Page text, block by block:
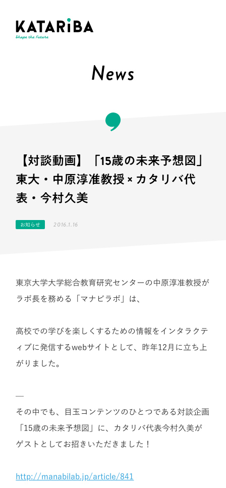
News
【対談動画】「15歳の未来予想図」
東大・中原淳准教授 × カタリバ代
表・今村久美
お知らせ 2016.1.16
東京大学大学総合教育研究センターの中原淳准教授が
ラボ長を務める「マナビラボ」は、
高校での学びを楽しくするための情報をインタラクテ
ィブに発信するwebサイトとして、昨年12月に立ち上
がりました。
—
その中でも、目玉コンテンツのひとつである対談企画
「15歳の未来予想図」に、カタリバ代表今村久美が
ゲストとしてお招きいただきました！
http://manabilab.jp/article/841